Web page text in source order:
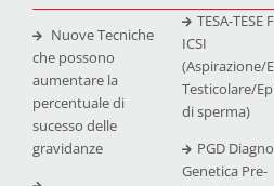
Nuove Tecniche
che possono
aumentare la
percentuale di
sucesso delle
gravidanze
TESA-TESE
ICSI
(Aspirazione/
Testicolare/
di sperma)
PGD
Genetica Pre-